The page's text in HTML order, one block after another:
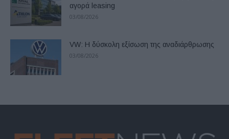
αγορά leasing
03/08/2026
VW: Η δύσκολη εξίσωση της αναδιάρθρωσης
03/08/2026